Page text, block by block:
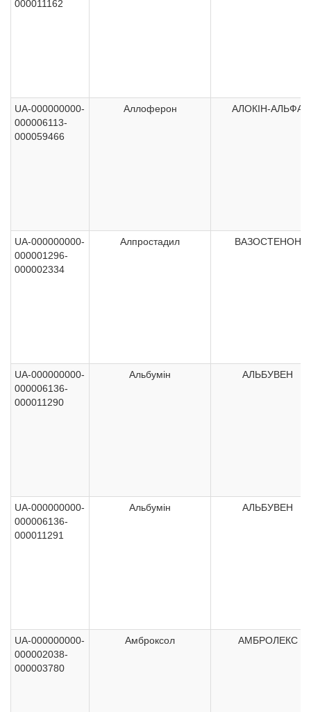
000011162
UA-000000000-
000006113-
000059466
Аллоферон АЛОКІН-АЛЬФА
UA-000000000-
000001296-
000002334
Алпростадил ВАЗОСТЕНОН
UA-000000000-
000006136-
000011290
Альбумін АЛЬБУВЕН
UA-000000000-
000006136-
000011291
Альбумін АЛЬБУВЕН
UA-000000000-
000002038-
000003780
Амброксол АМБРОЛЕКС